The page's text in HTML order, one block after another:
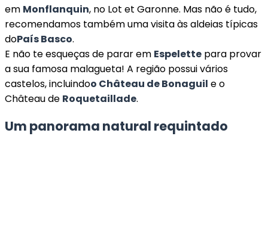
em Monflanquin, no Lot et Garonne. Mas não é tudo,
recomendamos também uma visita às aldeias típicas
doPaís Basco.
E não te esqueças de parar em Espelette para provar
a sua famosa malagueta! A região possui vários
castelos, incluindoo Château de Bonaguil e o
Château de Roquetaillade.
Um panorama natural requintado